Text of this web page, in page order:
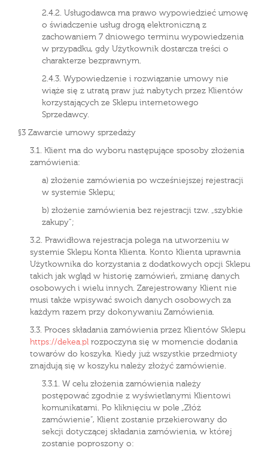
2.4.2. Usługodawca ma prawo wypowiedzieć umowę
o świadczenie usług drogą elektroniczną z
zachowaniem 7 dniowego terminu wypowiedzenia
w przypadku, gdy Użytkownik dostarcza treści o
charakterze bezprawnym.
2.4.3. Wypowiedzenie i rozwiązanie umowy nie
wiąże się z utratą praw już nabytych przez Klientów
korzystających ze Sklepu internetowego
Sprzedawcy.
§3 Zawarcie umowy sprzedaży
3.1. Klient ma do wyboru następujące sposoby złożenia
zamówienia:
a) złożenie zamówienia po wcześniejszej rejestracji
w systemie Sklepu;
b) złożenie zamówienia bez rejestracji tzw. „szybkie
zakupy”;
3.2. Prawidłowa rejestracja polega na utworzeniu w
systemie Sklepu Konta Klienta. Konto Klienta uprawnia
Użytkownika do korzystania z dodatkowych opcji Sklepu
takich jak wgląd w historię zamówień, zmianę danych
osobowych i wielu innych. Zarejestrowany Klient nie
musi także wpisywać swoich danych osobowych za
każdym razem przy dokonywaniu Zamówienia.
3.3. Proces składania zamówienia przez Klientów Sklepu
https://dekea.pl rozpoczyna się w momencie dodania
towarów do koszyka. Kiedy już wszystkie przedmioty
znajdują się w koszyku należy złożyć zamówienie.
3.3.1. W celu złożenia zamówienia należy
postępować zgodnie z wyświetlanymi Klientowi
komunikatami. Po kliknięciu w pole „Złóż
zamówienie”, Klient zostanie przekierowany do
sekcji dotyczącej składania zamówienia, w której
zostanie poproszony o: